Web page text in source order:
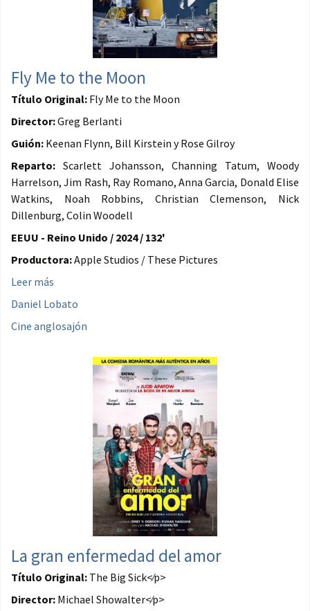
Fly Me to the Moon
Título Original: Fly Me to the Moon
Director:Greg Berlanti
Guión: Keenan Flynn, Bill Kirstein y Rose Gilroy
Reparto: Scarlett Johansson, Channing Tatum, Woody
Harrelson, Jim Rash, Ray Romano, Anna Garcia, Donald Elise
Watkins, Noah Robbins, Christian Clemenson, Nick
Dillenburg, Colin Woodell
EEUU - Reino Unido / 2024 / 132'
Productora:Apple Studios / These Pictures
Leer más
Daniel Lobato
Cine anglosajón
La gran enfermedad del amor
Título Original: The Big Sick<⁄p>
Director: Michael Showalter<⁄p>